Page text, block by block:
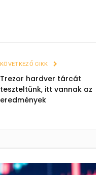
KÖVETKEZŐ CIKK
Trezor hardver tárcát
teszteltünk, itt vannak az
eredmények